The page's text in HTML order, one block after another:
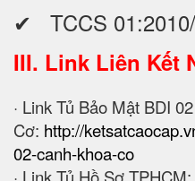
✔ TCCS
III. Link Liên Kết
· Link Tủ Bảo Mật BDI
Cơ: http://
02-canh-khoa-co